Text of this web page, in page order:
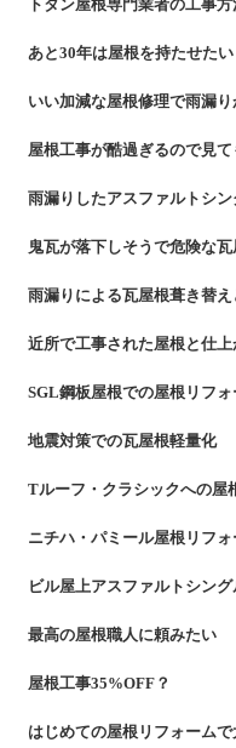
トタン屋根専門業者の工事方
あと30年は屋根を持たせたい
いい加減な屋根修理で雨漏
屋根工事が酷過ぎるので見て
雨漏りしたアスファルトシ
鬼瓦が落下しそうで危険な瓦
雨漏りによる瓦屋根葺き替
近所で工事された屋根と仕
SGL鋼板屋根での屋根リフ
地震対策での瓦屋根軽量化
Tルーフ・クラシックへの屋
ニチハ・パミール屋根リフ
ビル屋上アスファルトシン
最高の屋根職人に頼みたい
屋根工事35%OFF？
はじめての屋根リフォーム